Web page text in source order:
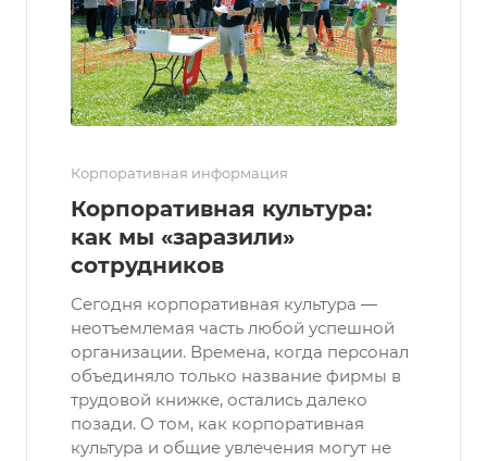
Корпоративная информация
Корпоративная культура:
как мы «заразили»
сотрудников
Сегодня корпоративная культура ―
неотъемлемая часть любой успешной
организации. Времена, когда персонал
объединяло только название фирмы в
трудовой книжке, остались далеко
позади. О том, как корпоративная
культура и общие увлечения могут не